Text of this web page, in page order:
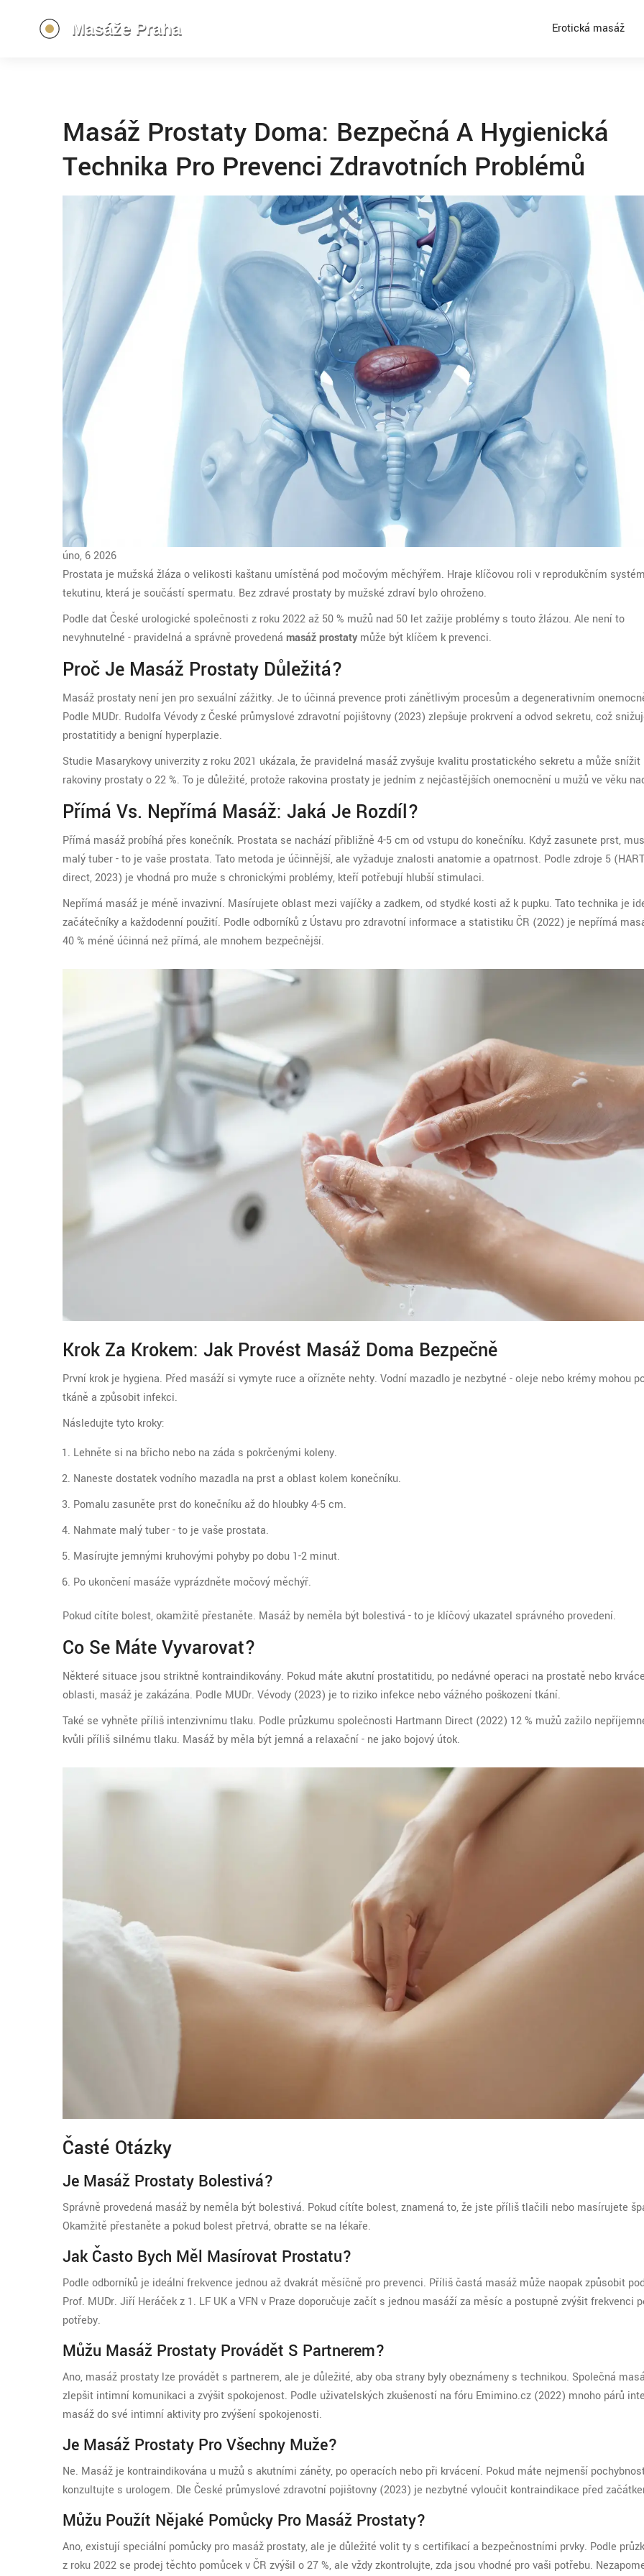
Erotická masáž
Masáž Prostaty Doma: Bezpečná A Hygienická
Technika Pro Prevenci Zdravotních Problémů
úno, 6 2026
Prostata je mužská žláza o velikosti kaštanu umístěná pod močovým měchýřem. Hraje klíčovou roli v reprodukčním
tekutinu, která je součástí spermatu. Bez zdravé prostaty by mužské zdraví bylo ohroženo.
Podle dat České urologické společnosti z roku 2022 až 50 % mužů nad 50 let zažije problémy s touto žlázou. Ale není to
nevyhnutelné - pravidelná a správně provedená masáž prostaty může být klíčem k prevenci.
Proč Je Masáž Prostaty Důležitá?
Masáž prostaty není jen pro sexuální zážitky. Je to účinná prevence proti zánětlivým procesům a degenerativním
Podle MUDr. Rudolfa Vévody z České průmyslové zdravotní pojišťovny (2023) zlepšuje prokrvení a odvod sekretu, což
prostatitidy a benigní hyperplazie.
Studie Masarykovy univerzity z roku 2021 ukázala, že pravidelná masáž zvyšuje kvalitu prostatického sekretu a může snížit
rakoviny prostaty o 22 %. To je důležité, protože rakovina prostaty je jedním z nejčastějších onemocnění u mužů ve věku
Přímá Vs. Nepřímá Masáž: Jaká Je Rozdíl?
Přímá masáž probíhá přes konečník. Prostata se nachází přibližně 4-5 cm od vstupu do konečníku. Když zasunete prst,
malý tuber - to je vaše prostata. Tato metoda je účinnější, ale vyžaduje znalosti anatomie a opatrnost. Podle zdroje 5
direct, 2023) je vhodná pro muže s chronickými problémy, kteří potřebují hlubší stimulaci.
Nepřímá masáž je méně invazivní. Masírujete oblast mezi vajíčky a zadkem, od stydké kosti až k pupku. Tato technika je
začátečníky a každodenní použití. Podle odborníků z Ústavu pro zdravotní informace a statistiku ČR (2022) je nepřímá
40 % méně účinná než přímá, ale mnohem bezpečnější.
Krok Za Krokem: Jak Provést Masáž Doma Bezpečně
První krok je hygiena. Před masáží si vymyte ruce a ořízněte nehty. Vodní mazadlo je nezbytné - oleje nebo krémy mohou
tkáně a způsobit infekci.
Následujte tyto kroky:
Lehněte si na břicho nebo na záda s pokrčenými koleny.
Naneste dostatek vodního mazadla na prst a oblast kolem konečníku.
Pomalu zasuněte prst do konečníku až do hloubky 4-5 cm.
Nahmate malý tuber - to je vaše prostata.
Masírujte jemnými kruhovými pohyby po dobu 1-2 minut.
Po ukončení masáže vyprázdněte močový měchýř.
Pokud cítíte bolest, okamžitě přestaněte. Masáž by neměla být bolestivá - to je klíčový ukazatel správného provedení.
Co Se Máte Vyvarovat?
Některé situace jsou striktně kontraindikovány. Pokud máte akutní prostatitidu, po nedávné operaci na prostatě nebo
oblasti, masáž je zakázána. Podle MUDr. Vévody (2023) je to riziko infekce nebo vážného poškození tkání.
Také se vyhněte příliš intenzivnímu tlaku. Podle průzkumu společnosti Hartmann Direct (2022) 12 % mužů zažilo
kvůli příliš silnému tlaku. Masáž by měla být jemná a relaxační - ne jako bojový útok.
Časté Otázky
Je Masáž Prostaty Bolestivá?
Správně provedená masáž by neměla být bolestivá. Pokud cítíte bolest, znamená to, že jste příliš tlačili nebo masírujete
Okamžitě přestaněte a pokud bolest přetrvá, obraťte se na lékaře.
Jak Často Bych Měl Masírovat Prostatu?
Podle odborníků je ideální frekvence jednou až dvakrát měsíčně pro prevenci. Příliš častá masáž může naopak způsobit
Prof. MUDr. Jiří Heráček z 1. LF UK a VFN v Praze doporučuje začít s jednou masáží za měsíc a postupně zvýšit frekvenci
potřeby.
Můžu Masáž Prostaty Provádět S Partnerem?
Ano, masáž prostaty lze provádět s partnerem, ale je důležité, aby oba strany byly obeznámeny s technikou. Společná
zlepšit intimní komunikaci a zvýšit spokojenost. Podle uživatelských zkušeností na fóru Emimino.cz (2022) mnoho párů
masáž do své intimní aktivity pro zvýšení spokojenosti.
Je Masáž Prostaty Pro Všechny Muže?
Ne. Masáž je kontraindikována u mužů s akutními záněty, po operacích nebo při krvácení. Pokud máte nejmenší
konzultujte s urologem. Dle České průmyslové zdravotní pojišťovny (2023) je nezbytné vyloučit kontraindikace před
Můžu Použít Nějaké Pomůcky Pro Masáž Prostaty?
Ano, existují speciální pomůcky pro masáž prostaty, ale je důležité volit ty s certifikací a bezpečnostními prvky. Podle
z roku 2022 se prodej těchto pomůcek v ČR zvýšil o 27 %, ale vždy zkontrolujte, zda jsou vhodné pro vaši potřebu.